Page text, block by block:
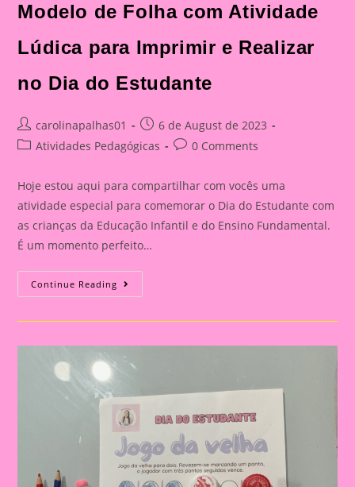
Modelo de Folha com Atividade
Lúdica para Imprimir e Realizar
no Dia do Estudante
Post
author:
carolinapalhas01
Post
published:
6 de August de 2023
PostAtividades Pedagógicas
Post0 Comments
Hoje estou aqui para compartilhar com vocês uma
atividade especial para comemorar o Dia do Estudante com
as crianças da Educação Infantil e do Ensino Fundamental.
É um momento perfeito…
Continue Reading Modelo
De
Com
Para
Imprimir
No
Dia
Do
Estudante